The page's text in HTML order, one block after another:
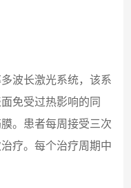
波长激光系统，该系
免受过热影响的同
。患者每周接受三次
疗。每个治疗周期中